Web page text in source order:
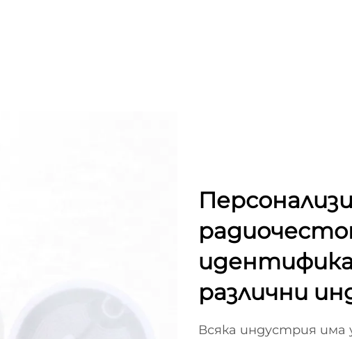
различни
Всяка индустрия има